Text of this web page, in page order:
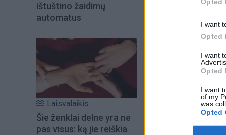
I want
Opted
I want
Opted
I want
of my
was
Opted
ištuštino žaidimų
automatus
Laisvalaikis
Šie ženklai delne yra ne
pas visus: ką jie reiškia
Šiuo metu